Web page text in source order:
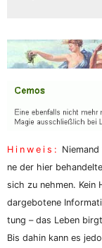
Hin­weis:
ne der hier
sich zu neh­men. Kein
dar­ge­bo­te­ne
tung – das Leben
Bis dahin kann es